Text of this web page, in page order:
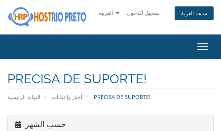
تسجيل الدخول شاهد العربة
تبديل
التنقل
PRECISA DE SUPORTE!
البوابة الرئيسية أخبار وإعلانات PRECISA DE SUPORTE!
حسب الشهر